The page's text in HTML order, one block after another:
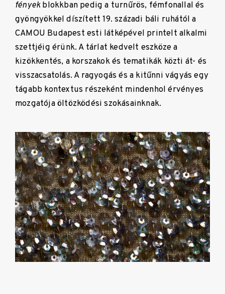
fényekblokkban pedig a turnűrös, fémfonallal és
gyöngyökkel díszített 19. századi báli ruhától a
CAMOU Budapest esti látképével printelt alkalmi
szettjéig érünk. A tárlat kedvelt eszköze a
kizökkentés, a korszakok és tematikák közti át- és
visszacsatolás. A ragyogás és a kitűnni vágyás egy
tágabb kontextus részeként mindenhol érvényes
mozgatója öltözködési szokásainknak.